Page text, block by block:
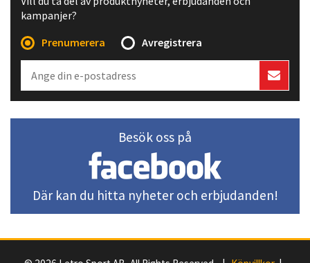
kampanjer?
Prenumerera
Avregistrera
Besök oss på
Där kan du hitta nyheter och erbjudanden!